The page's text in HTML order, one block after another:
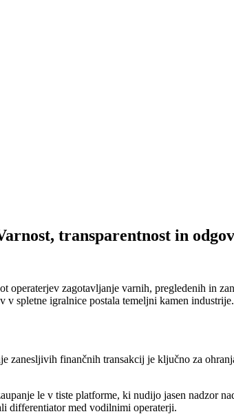
transparentnost in
operaterjev zagotavljanje varnih, pregledenih in
spletne igralnice postala temeljni kamen industrije.
zanesljivih finančnih transakcij je ključno za
le v tiste platforme, ki nudijo jasen nadzor
differentiator med vodilnimi operaterji.